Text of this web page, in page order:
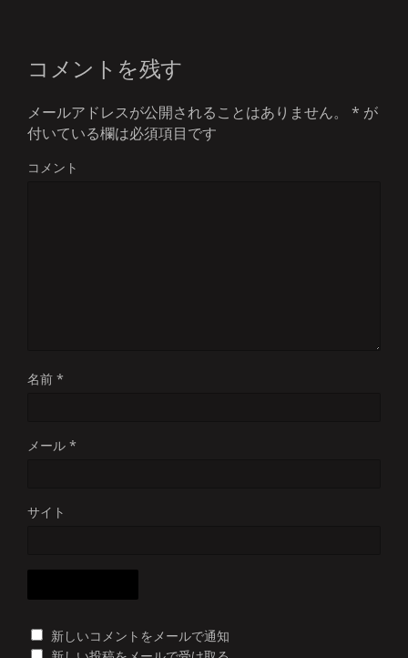
コメントを残す
メールアドレスが公開されることはありません。 * が
付いている欄は必須項目です
コメント
名前 *
メール *
サイト
新しいコメントをメールで通知